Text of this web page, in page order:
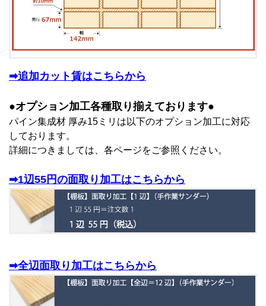
➡追加カット賃はこちらから
●オプション加工各種取り揃えております●
パイン集成材 厚み15ミリは以下のオプション加工に対応
しております。
詳細につきましては、各ページをご参照ください。
➡1辺55円の面取り加工はこちらから
➡全辺面取り加工はこちらから